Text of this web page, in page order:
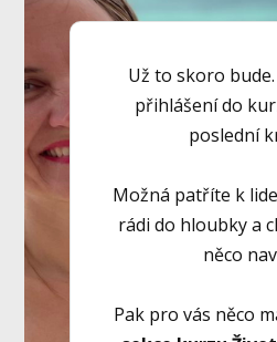
Už to skoro
přihlášení do
poslední
Možná patříte k
rádi do hloubky a
něco
Pak pro vás něco